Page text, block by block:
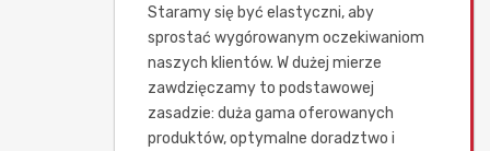
Staramy się być elastyczni, aby
sprostać wygórowanym oczekiwaniom
naszych klientów. W dużej mierze
zawdzięczamy to podstawowej
zasadzie: duża gama oferowanych
produktów, optymalne doradztwo i